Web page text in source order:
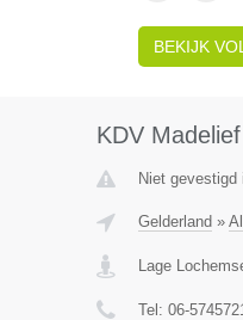
BEKIJK
KDV Madelief
Niet
Gelderland »
Lage
Tel: 06-